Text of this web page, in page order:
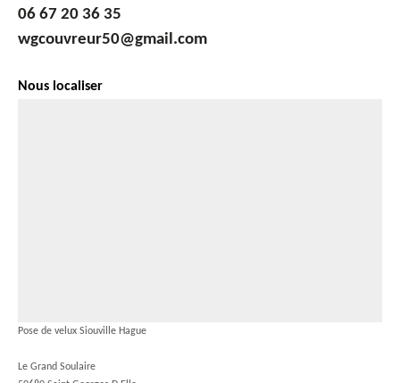
06 67 20 36 35
wgcouvreur50@gmail.com
Nous localiser
Pose de velux Siouville Hague
Le Grand Soulaire